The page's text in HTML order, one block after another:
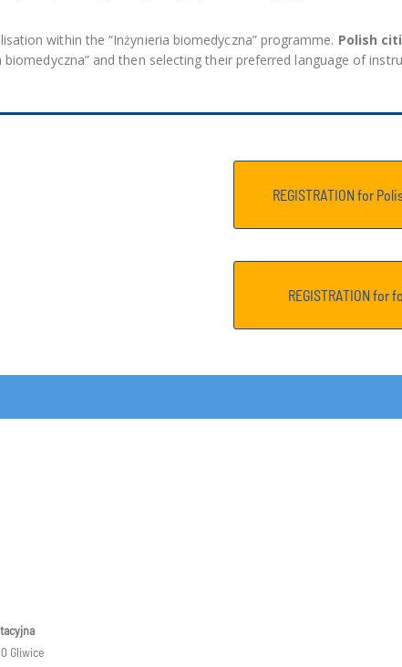
within the “Inżynieria biomedyczna” programme. Polish
and then selecting their preferred language of
REGISTRATION for
REGISTRATION for
Gliwice